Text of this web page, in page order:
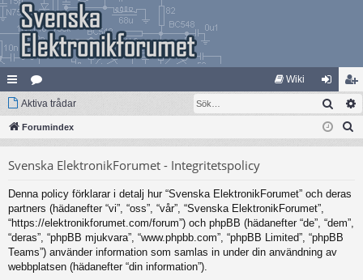
na
bb
ar
at
eg
Wiki
og
ga
li
m
m
Aktiva trådar Sök
Forumindex
Svenska ElektronikForumet - Integritetspolicy
Denna policy förklarar i detalj hur “Svenska ElektronikForumet” och deras
partners (hädanefter “vi”, “oss”, “vår”, “Svenska ElektronikForumet”,
“https://elektronikforumet.com/forum”) och phpBB (hädanefter “de”, “dem”,
“deras”, “phpBB mjukvara”, “www.phpbb.com”, “phpBB Limited”, “phpBB
Teams”) använder information som samlas in under din användning av
webbplatsen (hädanefter “din information”).